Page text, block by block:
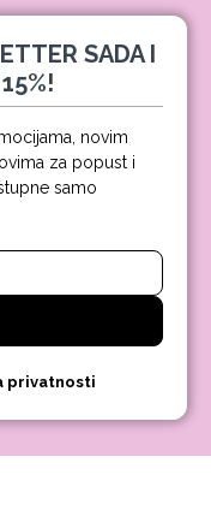
SADA I
novim
za popust i
samo
privatnosti